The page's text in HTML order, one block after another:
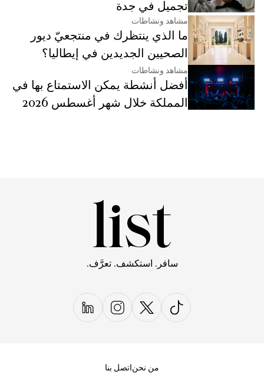
تجميل في جدة
مشاهد ونشاطات
ما الذي ينتظرك في منتجعيّ ديور
الصحيين الجديدين في إيطاليا؟
مشاهد ونشاطات
أفضل أنشطة يمكن الاستمتاع بها في
المملكة خلال شهر أغسطس 2026
سافر. استكشف. تعرَّف.
من نحن اتصل بنا